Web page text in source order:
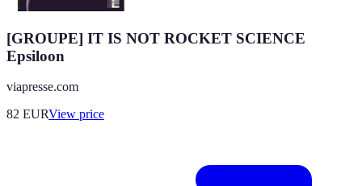
[GROUPE] IT IS NOT ROCKET SCIENCE
Epsiloon
viapresse.com
82 EURView price